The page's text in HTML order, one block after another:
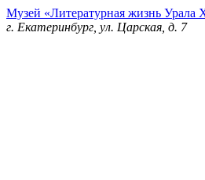
Музей «Литературная жизнь Урала
г. Екатеринбург, ул. Царская, д. 7